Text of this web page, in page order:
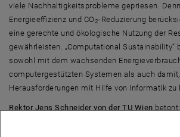
viele Nachhaltigkeitsprobleme gepriesen.
Energieeffizienz und CO2-Reduzierung
eine gerechte und ökologische Nutzung der
gewährleisten. „Computational Sustainability“
sowohl mit dem wachsenden
computergestützten Systemen als auch
Herausforderungen mit Hilfe von Informatik zu
Rektor Jens Schneider von der TU Wien